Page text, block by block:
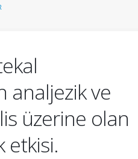
analjezik ve
üzerine olan
etkisi.